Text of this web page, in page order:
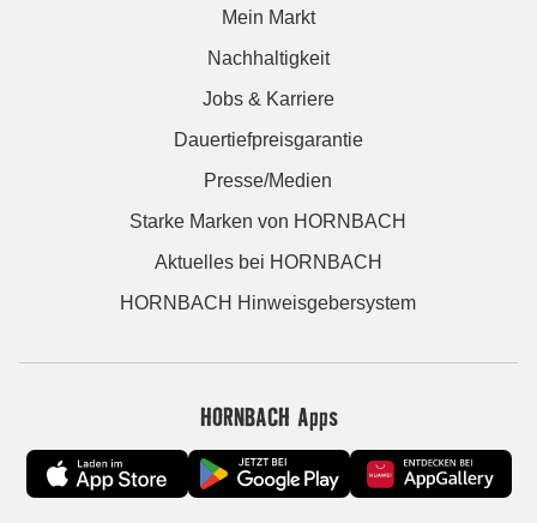
Mein Markt
Nachhaltigkeit
Jobs & Karriere
Dauertiefpreisgarantie
Presse/Medien
Starke Marken von HORNBACH
Aktuelles bei HORNBACH
HORNBACH Hinweisgebersystem
HORNBACH Apps